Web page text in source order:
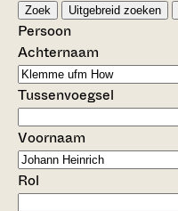
Zoek Uitgebreid zoeken
Persoon
Achternaam
Tussenvoegsel
Voornaam
Rol